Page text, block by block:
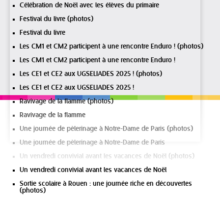
Célébration de Noël avec les élèves du primaire
Festival du livre (photos)
Festival du livre
Les CM1 et CM2 participent à une rencontre Enduro ! (photos)
Les CM1 et CM2 participent à une rencontre Enduro !
Les CE1 et CE2 aux UGSELIADES 2025 ! (photos)
Les CE1 et CE2 aux UGSELIADES 2025 !
Ravivage de la flamme (photos)
Ravivage de la flamme
Une journée de pèlerinage à Notre-Dame de Paris (photos)
Une journée de pèlerinage à Notre-Dame de Paris
Un vendredi convivial avant les vacances de Noël (photos)
Un vendredi convivial avant les vacances de Noël
Sortie scolaire à Rouen : une journée riche en découvertes
(photos)